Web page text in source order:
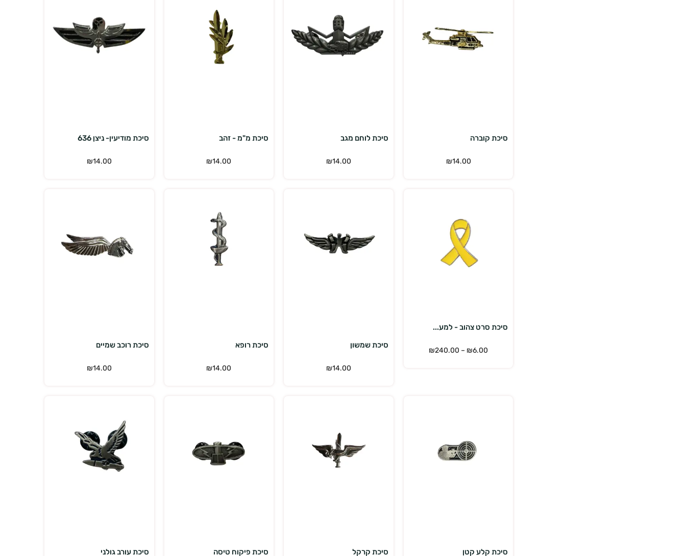
סיכת קוברה
₪14.00
סיכת לוחם מגב
₪14.00
סיכת מ"מ - זהב
₪14.00
סיכת מודיעין- ניצן 636
₪14.00
סיכת סרט צהוב - למע...
₪6.00
–
₪240.00
סיכת שמשון
₪14.00
סיכת רופא
₪14.00
סיכת רוכב שמיים
₪14.00
סיכת קלע קטן סיכת קרקל סיכת פיקוח טיסה סיכת עורב גולני